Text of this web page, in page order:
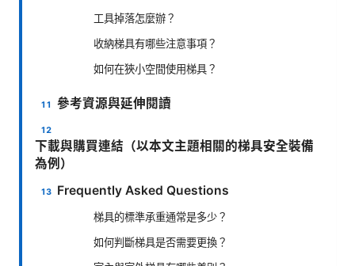
工具掉落怎麼辦？
收納梯具有哪些注意事項？
如何在狹小空間使用梯具？
參考資源與延伸閱讀
下載與購買連結（以本文主題相關的梯具安全裝備
為例）
Frequently Asked Questions
梯具的標準承重通常是多少？
如何判斷梯具是否需要更換？